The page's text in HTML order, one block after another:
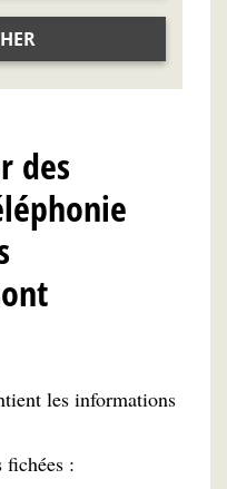
des
les informations
fichées :